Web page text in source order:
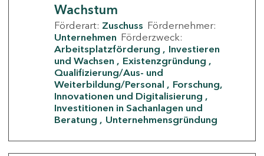
Wachstum
Förderart: Zuschuss Fördernehmer:
Unternehmen Förderzweck:
Arbeitsplatzförderung
Investieren
und Wachsen
Existenzgründung
Qualifizierung/Aus- und
Weiterbildung/Personal
Forschung,
Innovationen und Digitalisierung
Investitionen in Sachanlagen und
Beratung
Unternehmensgründung